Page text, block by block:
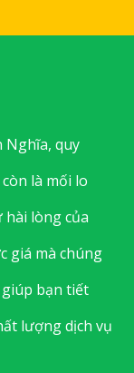
Nghĩa, quy
là mối lo
hài lòng của
giá mà chúng
bạn tiết
lượng dịch vụ